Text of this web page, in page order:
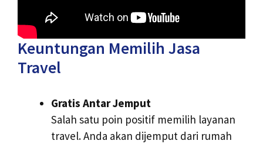
Keuntungan Memilih Jasa
Travel
Gratis Antar Jemput
Salah satu poin positif memilih layanan
travel. Anda akan dijemput dari rumah